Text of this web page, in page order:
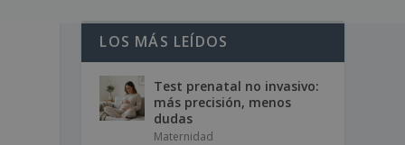
LOS MÁS LEÍDOS
Test prenatal no invasivo:
más precisión, menos
dudas
Maternidad